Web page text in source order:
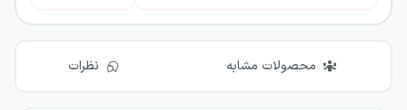
محصولات مشابه نظرات